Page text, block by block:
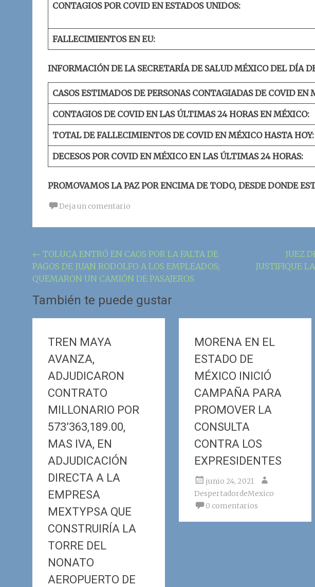
CONTAGIOS POR COVID EN ESTADOS UNIDOS:
FALLECIMIENTOS EN EU:
INFORMACIÓN DE LA SECRETARÍA DE SALUD MÉXICO DEL DÍA
CASOS ESTIMADOS DE PERSONAS CONTAGIADAS DE COVID EN
CONTAGIOS DE COVID EN LAS ÚLTIMAS 24 HORAS EN MÉXICO:
TOTAL DE FALLECIMIENTOS DE COVID EN MÉXICO HASTA HOY:
DECESOS POR COVID EN MÉXICO EN LAS ÚLTIMAS 24 HORAS:
PROMOVAMOS LA PAZ POR ENCIMA DE TODO, DESDE DONDE
Deja un comentario
Navegación
de
la
entrada
← TOLUCA ENTRÓ EN CAOS POR LA FALTA DE
PAGOS DE JUAN RODOLFO A LOS EMPLEADOS;
QUEMARON UN CAMIÓN DE PASAJEROS
JUEZ
JUSTIFIQUE
También te puede gustar
TREN MAYA
AVANZA,
ADJUDICARON
CONTRATO
MILLONARIO POR
573’363,189.00,
MAS IVA, EN
ADJUDICACIÓN
DIRECTA A LA
EMPRESA
MEXTYPSA QUE
CONSTRUIRÍA LA
TORRE DEL
NONATO
AEROPUERTO DE
MORENA EN EL
ESTADO DE
MÉXICO INICIÓ
CAMPAÑA PARA
PROMOVER LA
CONSULTA
CONTRA LOS
EXPRESIDENTES
junio 24, 2021
DespertadordeMexico
0 comentarios